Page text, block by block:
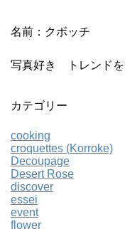
名前：クボッチ
写真好き トレンドを
カテゴリー
cooking
croquettes (Korroke)
Decoupage
Desert Rose
discover
essei
event
flower